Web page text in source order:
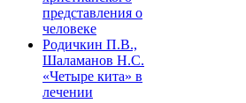
представления о
человеке
Родичкин П.В.,
Шаламанов Н.С.
«Четыре кита» в
лечении